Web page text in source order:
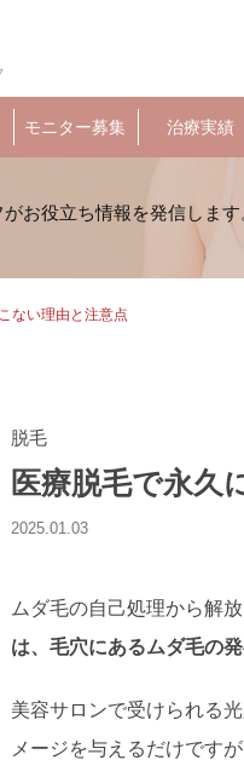
モニター募集 治療実績
ない理由と注意点
脱毛
医療脱毛で永久
2025.01.03
ムダ毛の自己処理から解
は、毛穴にあるムダ毛の
美容サロンで受けられる
メージを与えるだけですが